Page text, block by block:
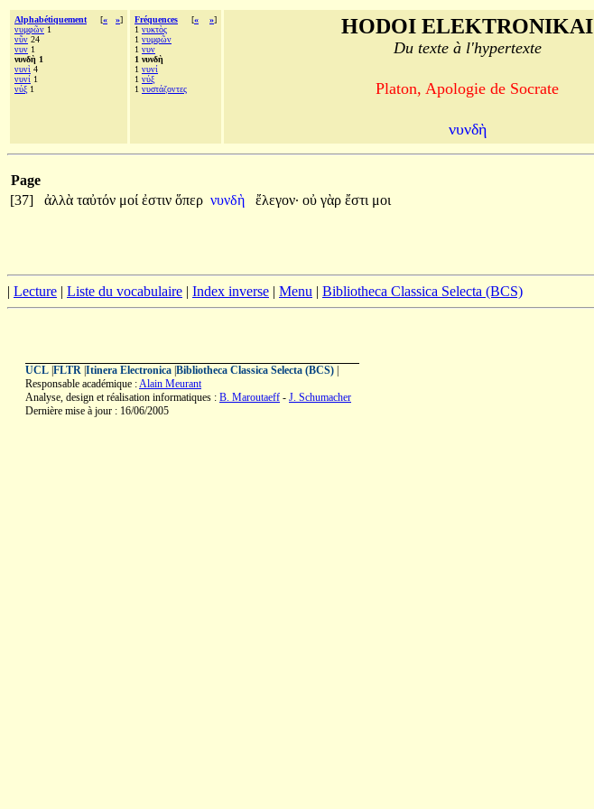
Alphabétiquement [« »]
νυμφῶν 1
νῦν 24
νυν 1
νυνδὴ 1
νυνὶ 4
νυνί 1
νύξ 1
Fréquences [« »]
1 νυκτὸς
1 νυμφῶν
1 νυν
1 νυνδὴ
1 νυνί
1 νύξ
1 νυστάζοντες
HODOI ELEKTRONIKAI
Du texte à l'hypertexte
Platon, Apologie de Socrate
νυνδὴ
Page
[37]
ἀλλὰ ταὐτόν μοί ἐστιν ὅπερ νυνδὴ ἔλεγον· οὐ γὰρ ἔστι μοι
| Lecture | Liste du vocabulaire | Index inverse | Menu | Bibliotheca Classica Selecta (BCS)
UCL FLTR Itinera Electronica Bibliotheca Classica Selecta (BCS)
Responsable académique :Alain Meurant
Analyse, design et réalisation informatiques : B. Maroutaeff - J. Schumacher
Dernière mise à jour : 16/06/2005